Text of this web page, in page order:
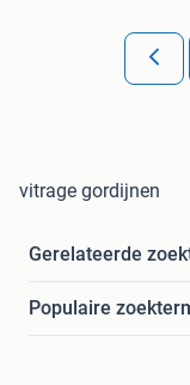
vitrage gordijnen
Gerelateerde
Populaire